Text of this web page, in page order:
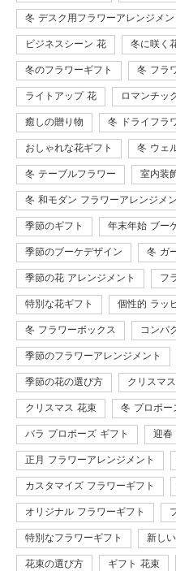
冬 デスク用フラワーアレンジメン
ビジネスシーン 花 冬に咲く
冬のフラワーギフト 冬 フラ
ライトアップ 花 ロマンチッ
癒しの贈り物 冬 ドライフラ
おしゃれな花ギフト 冬 ウェ
冬 テーブルフラワー 室内装
冬 和モダン フラワーアレンジメ
季節のギフト 年末年始 ブー
季節のブーケデザイン 冬 ガ
季節の花 アレンジメント フ
特別な花ギフト 個性的 ラッ
冬 フラワーボックス コンパ
季節のフラワーアレンジメント
季節の花の選び方 クリスマ
クリスマス 花束 冬 プロポー
バラ プロポーズ ギフト 迎春
正月 フラワーアレンジメント
カスタマイズ フラワーギフト
オリジナル フラワーギフト
特別なフラワーギフト 新し
花束の選び方 ギフト 花束